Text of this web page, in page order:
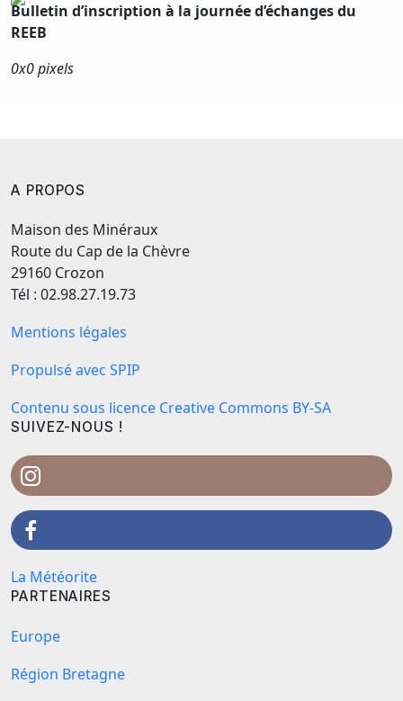
Bulletin d’inscription à la journée d’échanges du
REEB
0x0 pixels
A PROPOS
Maison des Minéraux
Route du Cap de la Chèvre
29160 Crozon
Tél : 02.98.27.19.73
Mentions légales
Propulsé avec SPIP
Contenu sous licence Creative Commons BY-SA
SUIVEZ-NOUS !
La Météorite
PARTENAIRES
Europe
Région Bretagne